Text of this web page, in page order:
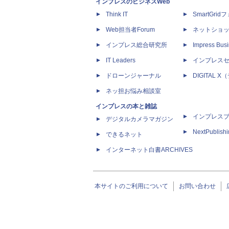
インプレスのビジネスWeb
Think IT
Web担当者Forum
インプレス総合研究所
IT Leaders
ドローンジャーナル
ネッ担お悩み相談室
インプレスの本と雑誌
デジタルカメラマガジン
できるネット
インターネット白書ARCHIVES
SmartGridフ
ネットショ
Impress
インプレス
DIGITAL X（
インプレス
本サイトのご利用について お問い合わせ